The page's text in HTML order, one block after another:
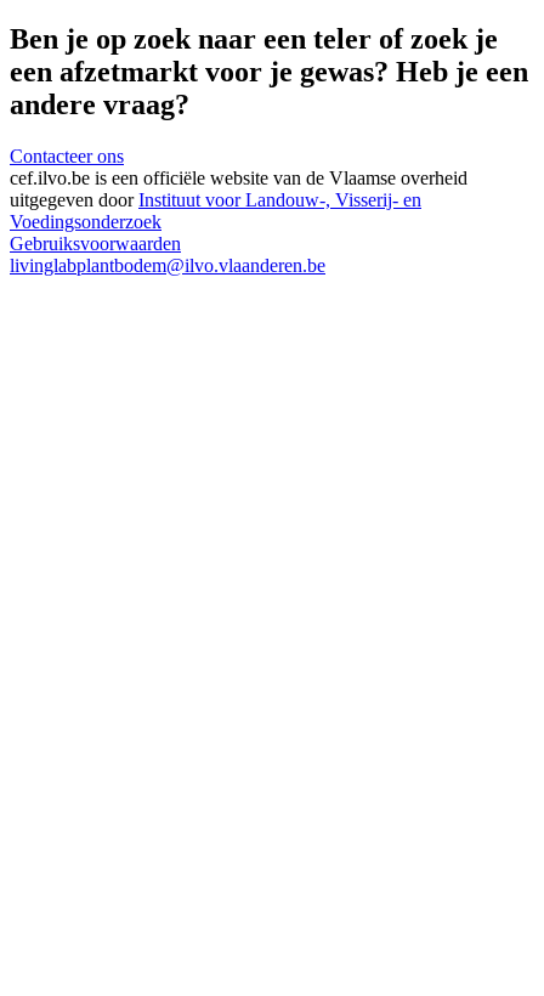
Ben je op zoek naar een teler of zoek je
een afzetmarkt voor je gewas? Heb je een
andere vraag?
Contacteer ons
cef.ilvo.be is een officiële website van de Vlaamse overheid
uitgegeven doorInstituut voor Landouw-, Visserij- en
Voedingsonderzoek
Gebruiksvoorwaarden
livinglabplantbodem@ilvo.vlaanderen.be